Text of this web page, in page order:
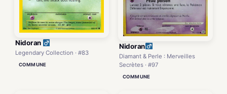
Nidoran
Legendary Collection · #83
COMMUNE
Nidoran
Diamant & Perle : Merveilles
Secrètes · #97
COMMUNE